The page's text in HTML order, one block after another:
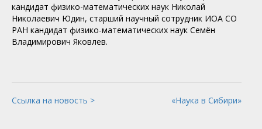
кандидат физико-математических наук Николай
Николаевич Юдин, старший научный сотрудник ИОА СО
РАН кандидат физико-математических наук Семён
Владимирович Яковлев.
Ссылка на новость > «Наука в Сибири»